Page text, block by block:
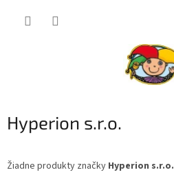
Hyperion s.r.o.
Žiadne produkty značky Hyperion s.r.o.